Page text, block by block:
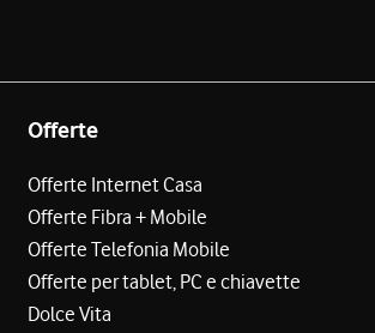
Offerte
Offerte Internet Casa
Offerte Fibra + Mobile
Offerte Telefonia Mobile
Offerte per tablet, PC e chiavette
Dolce Vita